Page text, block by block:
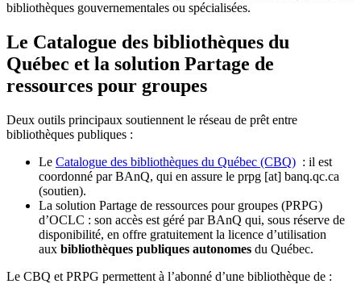
bibliothèques gouvernementales ou spécialisées.
Le Catalogue des bibliothèques du
Québec et la solution Partage de
ressources pour groupes
Deux outils principaux soutiennent le réseau de prêt entre
bibliothèques publiques :
Le Catalogue des bibliothèques du Québec (CBQ) : il est
coordonné par BAnQ, qui en assure le prpg [at] banq.qc.ca
(soutien).
La solution Partage de ressources pour groupes (PRPG)
d’OCLC : son accès est géré par BAnQ qui, sous réserve de
disponibilité, en offre gratuitement la licence d’utilisation
aux bibliothèques publiques autonomes du Québec.
Le CBQ et PRPG permettent à l’abonné d’une bibliothèque de :